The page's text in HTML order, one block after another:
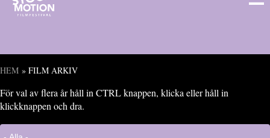
Du är här
HEM » FILM ARKIV
För val av flera år håll in CTRL knappen, klicka eller håll in
klickknappen och dra.